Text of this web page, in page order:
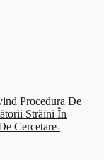
Procedura De
Străini În
Cercetare-